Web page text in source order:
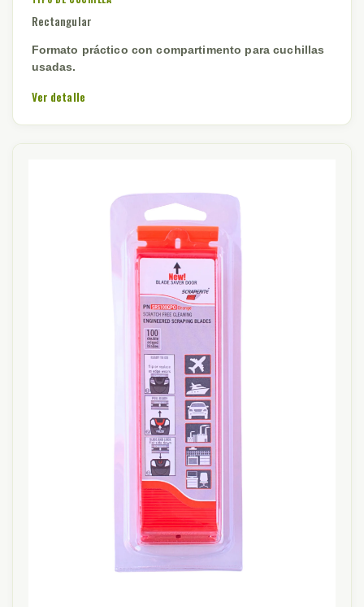
Rectangular
Formato práctico con compartimento para cuchillas
usadas.
Ver detalle